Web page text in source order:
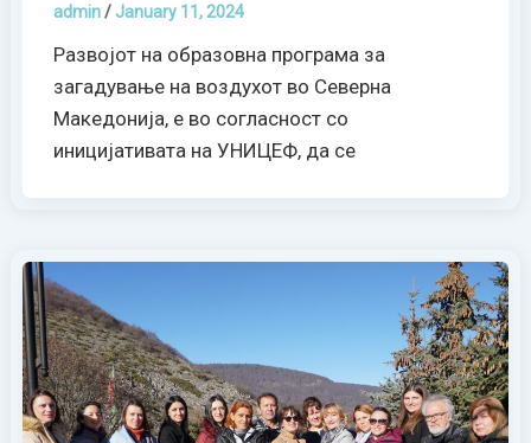
admin/ January 11, 2024
Развојот на образовна програма за
загадување на воздухот во Северна
Македонија, е во согласност со
иницијативата на УНИЦЕФ, да се